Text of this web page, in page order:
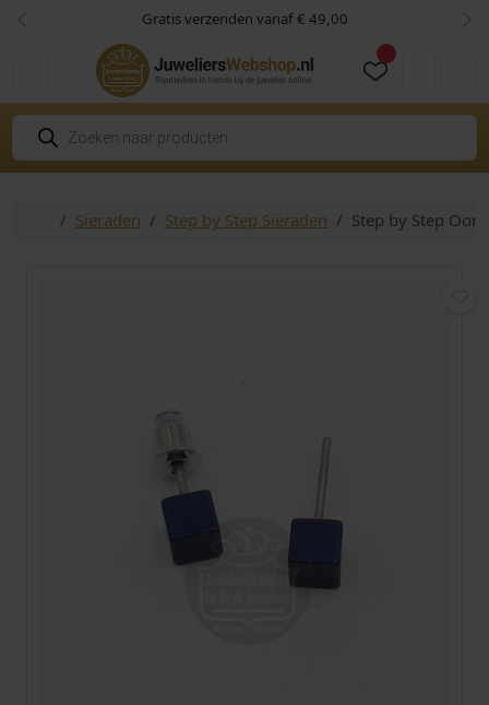
Skip to content
Skip to footer Gratis verzenden vanaf € 49,00
Vorige
P
o
d
HomeSieraden Step by Step Sieraden Step by Step